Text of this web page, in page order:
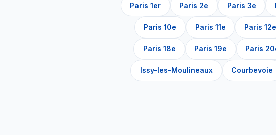
Paris 1er Paris 2e Paris 3e
Paris 10e Paris 11e Paris 12e
Paris 18e Paris 19e Paris
Issy-les-Moulineaux Courbevoie